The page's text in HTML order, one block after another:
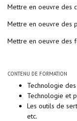
Mettre en oeuvre des
Mettre en oeuvre des
Mettre en oeuvre des
CONTENU DE FORMATION
Technologie
Technologie et
Les outils de
etc.